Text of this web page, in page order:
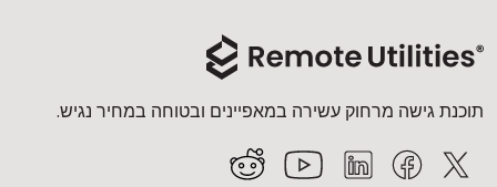
תוכנת גישה מרחוק עשירה במאפיינים ובטוחה במחיר נגיש.